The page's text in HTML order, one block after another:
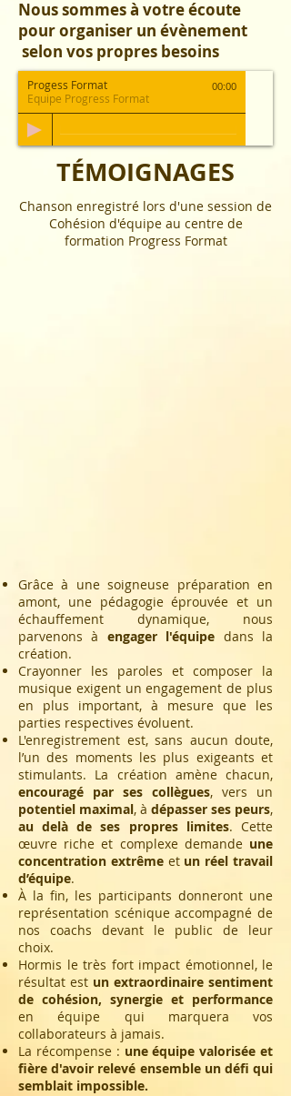
Nous sommes à votre écoute
pour organiser un évènement
selon vos propres besoins
Progess Format
Equipe Progress Format
00:00
TÉMOIGNAGES
Chanson enregistré lors d'une session de
Cohésion d'équipe au centre de
formation Progress Format
Grâce à une soigneuse préparation en
amont, une pédagogie éprouvée et un
échauffement dynamique, nous
parvenons à engager l'équipe dans la
création.
Crayonner les paroles et composer la
musique exigent un engagement de plus
en plus important, à mesure que les
parties respectives évoluent.
L'enregistrement est, sans aucun doute,
l’un des moments les plus exigeants et
stimulants. La création amène chacun,
encouragé par ses collègues, vers un
potentiel maximal, à dépasser ses peurs,
au delà de ses propres limites. Cette
œuvre riche et complexe demande une
concentration extrêmeet un réel travail
d’équipe.
À la fin, les participants donneront une
représentation scénique accompagné de
nos coachs devant le public de leur
choix.
Hormis le très fort impact émotionnel, le
résultat est un extraordinaire sentiment
de cohésion, synergie et performance
en équipe qui marquera vos
collaborateurs à jamais.
La récompense : une équipe valorisée et
fière d'avoir relevé ensemble un défi qui
semblait impossible.